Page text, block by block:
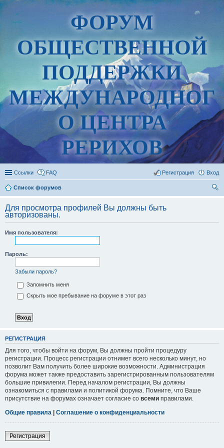
ФОРУМ
ОБЩЕСТВЕННОЙ
ПОДДЕРЖКИ
МЕЖДУНАРОДНОГ
О ЦЕНТРА
РЕРИХОВ
Ссылки FAQ Вход
Регистрация
Список форумов
Для просмотра профилей Вы должны быть
авторизованы.
Имя пользователя:
Пароль:
Забыли пароль?
Запомнить меня
Скрыть мое пребывание на форуме в этот раз
РЕГИСТРАЦИЯ
Для того, чтобы войти на форум, Вы должны пройти процедуру
регистрации. Процесс регистрации отнимет всего несколько минут, но
позволит Вам получить более широкие возможности. Администрация
форума может также предоставить зарегистрированным пользователям
большие привилегии. Перед началом регистрации, Вы должны
ознакомиться с правилами и политикой форума. Помните, что Ваше
присутствие на форумах означает согласие со всеми правилами.
Общие правила | Соглашение о конфиденциальности
Регистрация